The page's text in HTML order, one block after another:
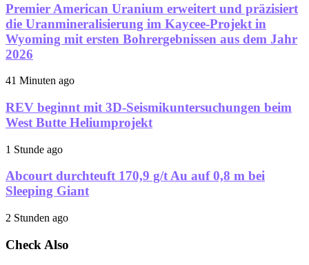
Premier American Uranium erweitert und präzisiert
die Uranmineralisierung im Kaycee-Projekt in
Wyoming mit ersten Bohrergebnissen aus dem Jahr
2026
41 Minuten ago
REV beginnt mit 3D-Seismikuntersuchungen beim
West Butte Heliumprojekt
1 Stunde ago
Abcourt durchteuft 170,9 g/t Au auf 0,8 m bei
Sleeping Giant
2 Stunden ago
Check Also